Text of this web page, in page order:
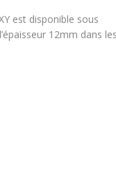
est disponible sous
12mm dans les